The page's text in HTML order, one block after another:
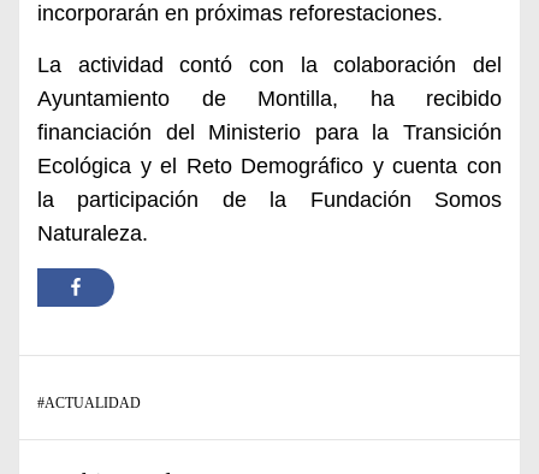
incorporarán en próximas reforestaciones.
La actividad contó con la colaboración del
Ayuntamiento de Montilla, ha recibido
financiación del Ministerio para la Transición
Ecológica y el Reto Demográfico y cuenta con
la participación de la Fundación Somos
Naturaleza.
#ACTUALIDAD